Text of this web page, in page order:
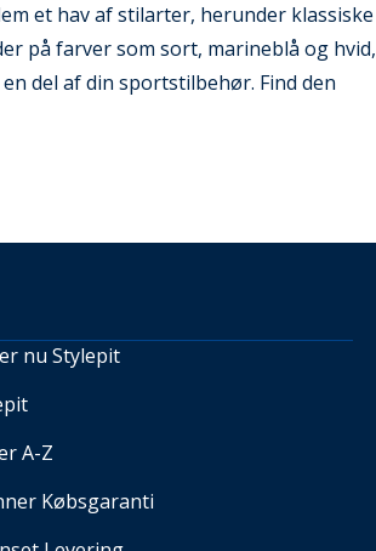
et hav af stilarter, herunder klassiske
på farver som sort, marineblå og hvid,
del af din sportstilbehør. Find den
nu Stylepit
A-Z
Købsgaranti